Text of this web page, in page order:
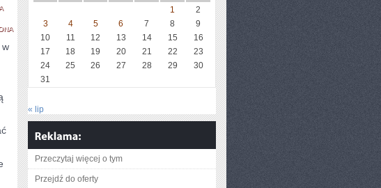
CZYSZCZENIE
CHEMICZNE
w
1
2
3
4 5 6 7 8
9
10
11 12 13 14 15
16
17
18 19 20 21 22
23
24
25 26 27 28 29
30
31
« lip
Przeczytaj więcej o tym
Przejdź do oferty